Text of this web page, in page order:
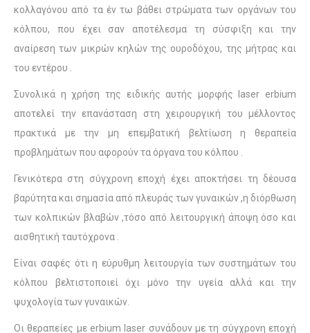
κολλαγόνου από τα έν τω βάθει στρώματα των οργάνων του
κόλπου, που έχει σαν αποτέλεσμα τη σύσφιξη και την
αναίρεση των μικρών κηλών της ουροδόχου, της μήτρας και
του εντέρου .
Συνολικά η χρήση της ειδικής αυτής μορφής laser erbium
αποτελεί την επανάσταση στη χειρουργική του μέλλοντος
πρακτικά με την μη επεμβατική βελτίωση η θεραπεία
προβλημάτων που αφορούν τα όργανα του κόλπου .
Γενικότερα στη σύγχρονη εποχή έχει αποκτήσει τη δέουσα
βαρύτητα και σημασία από πλευράς των γυναικών ,η διόρθωση
των κολπικών βλαβών ,τόσο από λειτουργική άποψη όσο και
αισθητική ταυτόχρονα .
Είναι σαφές ότι η εύρυθμη λειτουργία των συστημάτων του
κόλπου βελτιστοποιεί όχι μόνο την υγεία αλλά και την
ψυχολογία των γυναικών.
Οι θεραπείες με erbium laser συνάδουν με τη σύγχρονη εποχή